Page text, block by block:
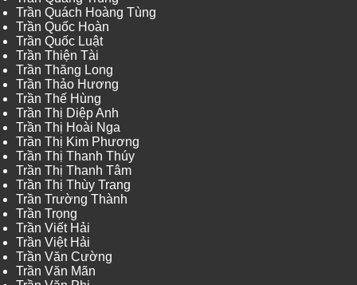
Trần Quách Hoàng Tùng
Trần Quốc Hoàn
Trần Quốc Luật
Trần Thiện Tài
Trần Thăng Long
Trần Thảo Hương
Trần Thế Hùng
Trần Thị Diệp Anh
Trần Thị Hoài Nga
Trần Thị Kim Phương
Trần Thị Thanh Thúy
Trần Thị Thanh Tâm
Trần Thị Thùy Trang
Trần Trường Thành
Trần Trọng
Trần Viết Hải
Trần Việt Hải
Trần Văn Cường
Trần Văn Mãn